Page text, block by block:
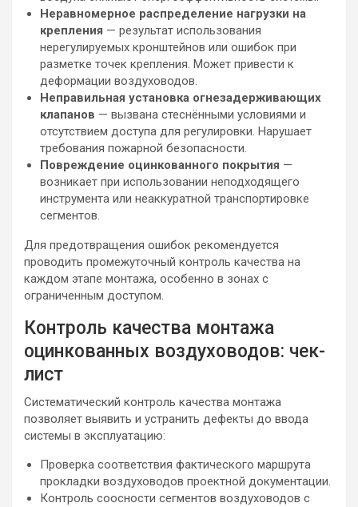
Неравномерное распределение нагрузки на
крепления — результат использования
нерегулируемых кронштейнов или ошибок при
разметке точек крепления. Может привести к
деформации воздуховодов.
Неправильная установка огнезадерживающих
клапанов — вызвана стеснёнными условиями и
отсутствием доступа для регулировки. Нарушает
требования пожарной безопасности.
Повреждение оцинкованного покрытия —
возникает при использовании неподходящего
инструмента или неаккуратной транспортировке
сегментов.
Для предотвращения ошибок рекомендуется
проводить промежуточный контроль качества на
каждом этапе монтажа, особенно в зонах с
ограниченным доступом.
Контроль качества монтажа
оцинкованных воздуховодов: чек-
лист
Систематический контроль качества монтажа
позволяет выявить и устранить дефекты до ввода
системы в эксплуатацию:
Проверка соответствия фактического маршрута
прокладки воздуховодов проектной документации.
Контроль соосности сегментов воздуховодов с